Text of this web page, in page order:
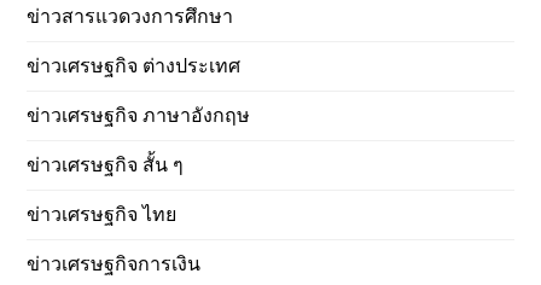
ข่าวสารแวดวงการศึกษา
ข่าวเศรษฐกิจ ต่างประเทศ
ข่าวเศรษฐกิจ ภาษาอังกฤษ
ข่าวเศรษฐกิจ สั้น ๆ
ข่าวเศรษฐกิจ ไทย
ข่าวเศรษฐกิจการเงิน